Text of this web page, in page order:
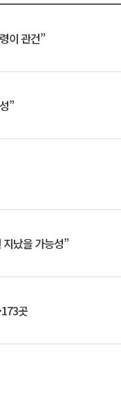
이 관건”
”
났을 가능성”
곳